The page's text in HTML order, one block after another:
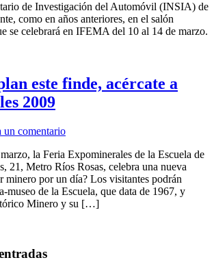
de Investigación del Automóvil (INSIA) de
como en años anteriores, en el salón
se celebrará en IFEMA del 10 al 14 de marzo.
este finde, acércate a
2009
un comentario
la Feria Expominerales de la Escuela de
21, Metro Ríos Rosas, celebra una nueva
minero por un día? Los visitantes podrán
museo de la Escuela, que data de 1967, y
Minero y su […]